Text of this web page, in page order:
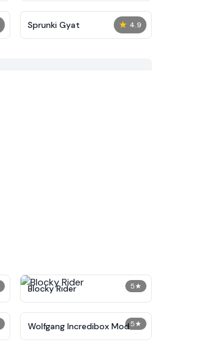
★ 4.9
Sprunki Gyat
5★
Blocky Rider
5★
Wolfgang Incredibox Mod